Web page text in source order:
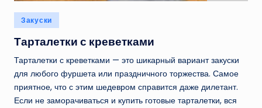
Опубликовано
в
Закуски
Тарталетки с креветками
Тарталетки с креветками — это шикарный вариант закуски
для любого фуршета или праздничного торжества. Самое
приятное, что с этим шедевром справится даже дилетант.
Если не заморачиваться и купить готовые тарталетки, вся